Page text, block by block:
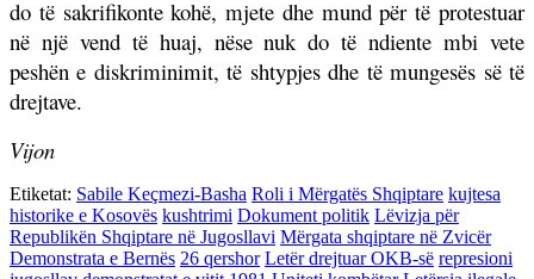
do të sakrifikonte kohë, mjete dhe mund për të protestuar
në një vend të huaj, nëse nuk do të ndiente mbi vete
peshën e diskriminimit, të shtypjes dhe të mungesës së të
drejtave.
Vijon
Etiketat: Sabile Keçmezi-Basha Roli i Mërgatës Shqiptare kujtesa
historike e Kosovës kushtrimi Dokument politik Lëvizja për
Republikën Shqiptare në Jugosllavi Mërgata shqiptare në Zvicër
Demonstrata e Bernës 26 qershor Letër drejtuar OKB-së represioni